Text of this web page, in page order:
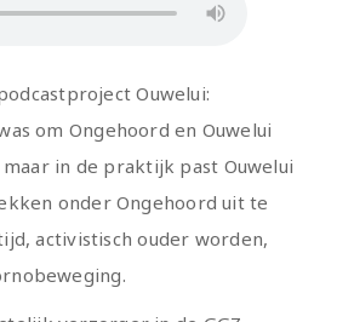
Ouwelui:
om Ongehoord en Ouwelui
in de praktijk past Ouwelui
onder Ongehoord uit te
activistisch ouder worden,